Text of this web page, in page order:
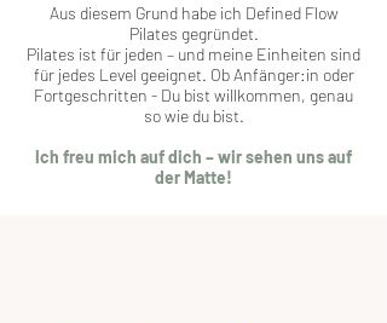
Aus diesem Grund habe ich Defined Flow
Pilates gegründet.
Pilates ist für jeden – und meine Einheiten sind
für jedes Level geeignet. Ob Anfänger:in oder
Fortgeschritten - Du bist willkommen, genau
so wie du bist.
Ich freu mich auf dich – wir sehen uns auf
der Matte!